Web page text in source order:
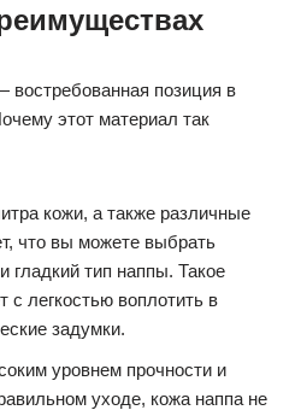
позиция в
этот материал так
кожи, а также различные
что вы можете выбрать
гладкий тип наппы. Такое
с легкостью воплотить в
задумки.
уровнем прочности и
уходе, кожа наппа не